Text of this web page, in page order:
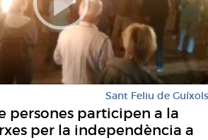
Sant Feliu de Guíxols
persones participen a la
per la independència a